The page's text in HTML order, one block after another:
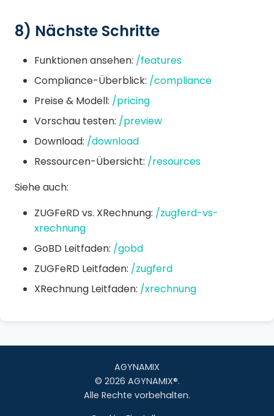
8) Nächste Schritte
Funktionen ansehen: /features
Compliance-Überblick: /compliance
Preise & Modell: /pricing
Vorschau testen: /preview
Download: /download
Ressourcen-Übersicht: /resources
Siehe auch:
ZUGFeRD vs. XRechnung: /zugferd-vs-
xrechnung
GoBD Leitfaden: /gobd
ZUGFeRD Leitfaden: /zugferd
XRechnung Leitfaden: /xrechnung
AGYNAMIX
© 2026 AGYNAMIX®.
Alle Rechte vorbehalten.